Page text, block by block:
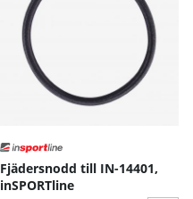
Fjädersnodd till IN-14401,
inSPORTline